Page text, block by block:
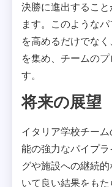
決勝に進出するこ
ます。このような
を高めるだけでな
を集め、チームの
す。
将来の展望
イタリア学校チー
能の強力なパイプ
グや施設への継続
いて良い結果をも